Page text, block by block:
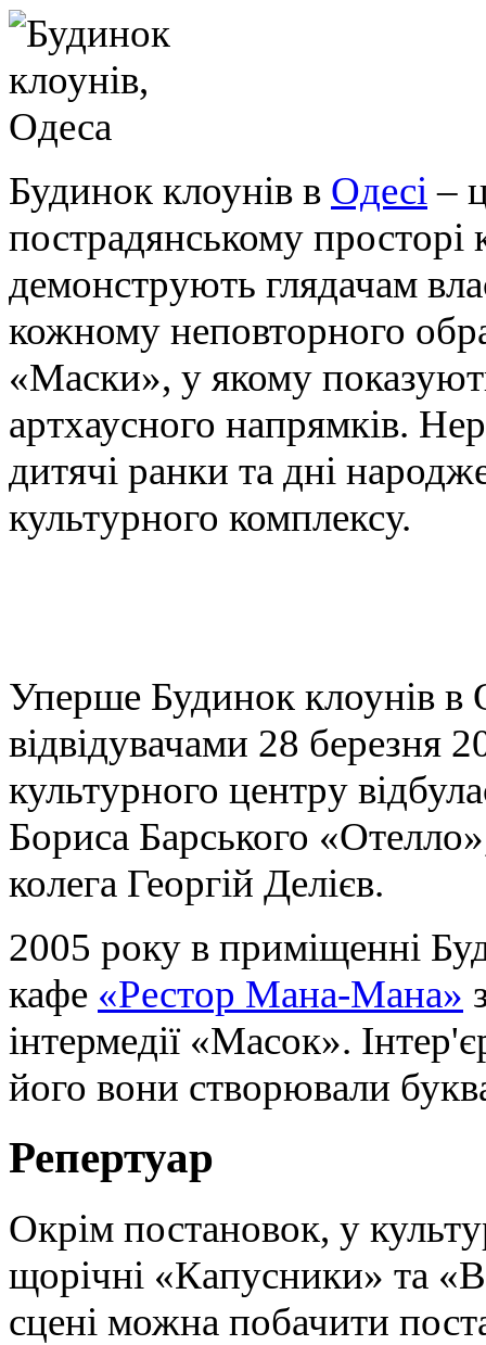
Будинок клоунів в Одесі –
пострадянському
демонструють глядачам
кожному неповторного
«Маски», у якому
артхаусного напрямків.
дитячі ранки та дні
культурного комплексу.
Уперше Будинок клоунів в
відвідувачами 28 березня
культурного центру
Бориса Барського
колега Георгій Делієв.
2005 року в приміщенні
кафе «Рестор Мана-Мана»
інтермедії «Масок».
його вони створювали
Репертуар
Окрім постановок, у
щорічні «Капусники» та
сцені можна побачити